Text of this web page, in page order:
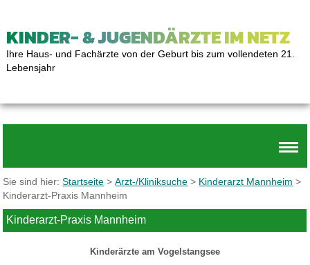
KINDER- & JUGENDÄRZTE IM NETZ
Ihre Haus- und Fachärzte von der Geburt bis zum vollendeten 21.
Lebensjahr
Sie sind hier:Startseite >Arzt-/Kliniksuche > Kinderarzt Mannheim >
Kinderarzt-Praxis Mannheim
Kinderarzt-Praxis Mannheim
Kinderärzte am Vogelstangsee